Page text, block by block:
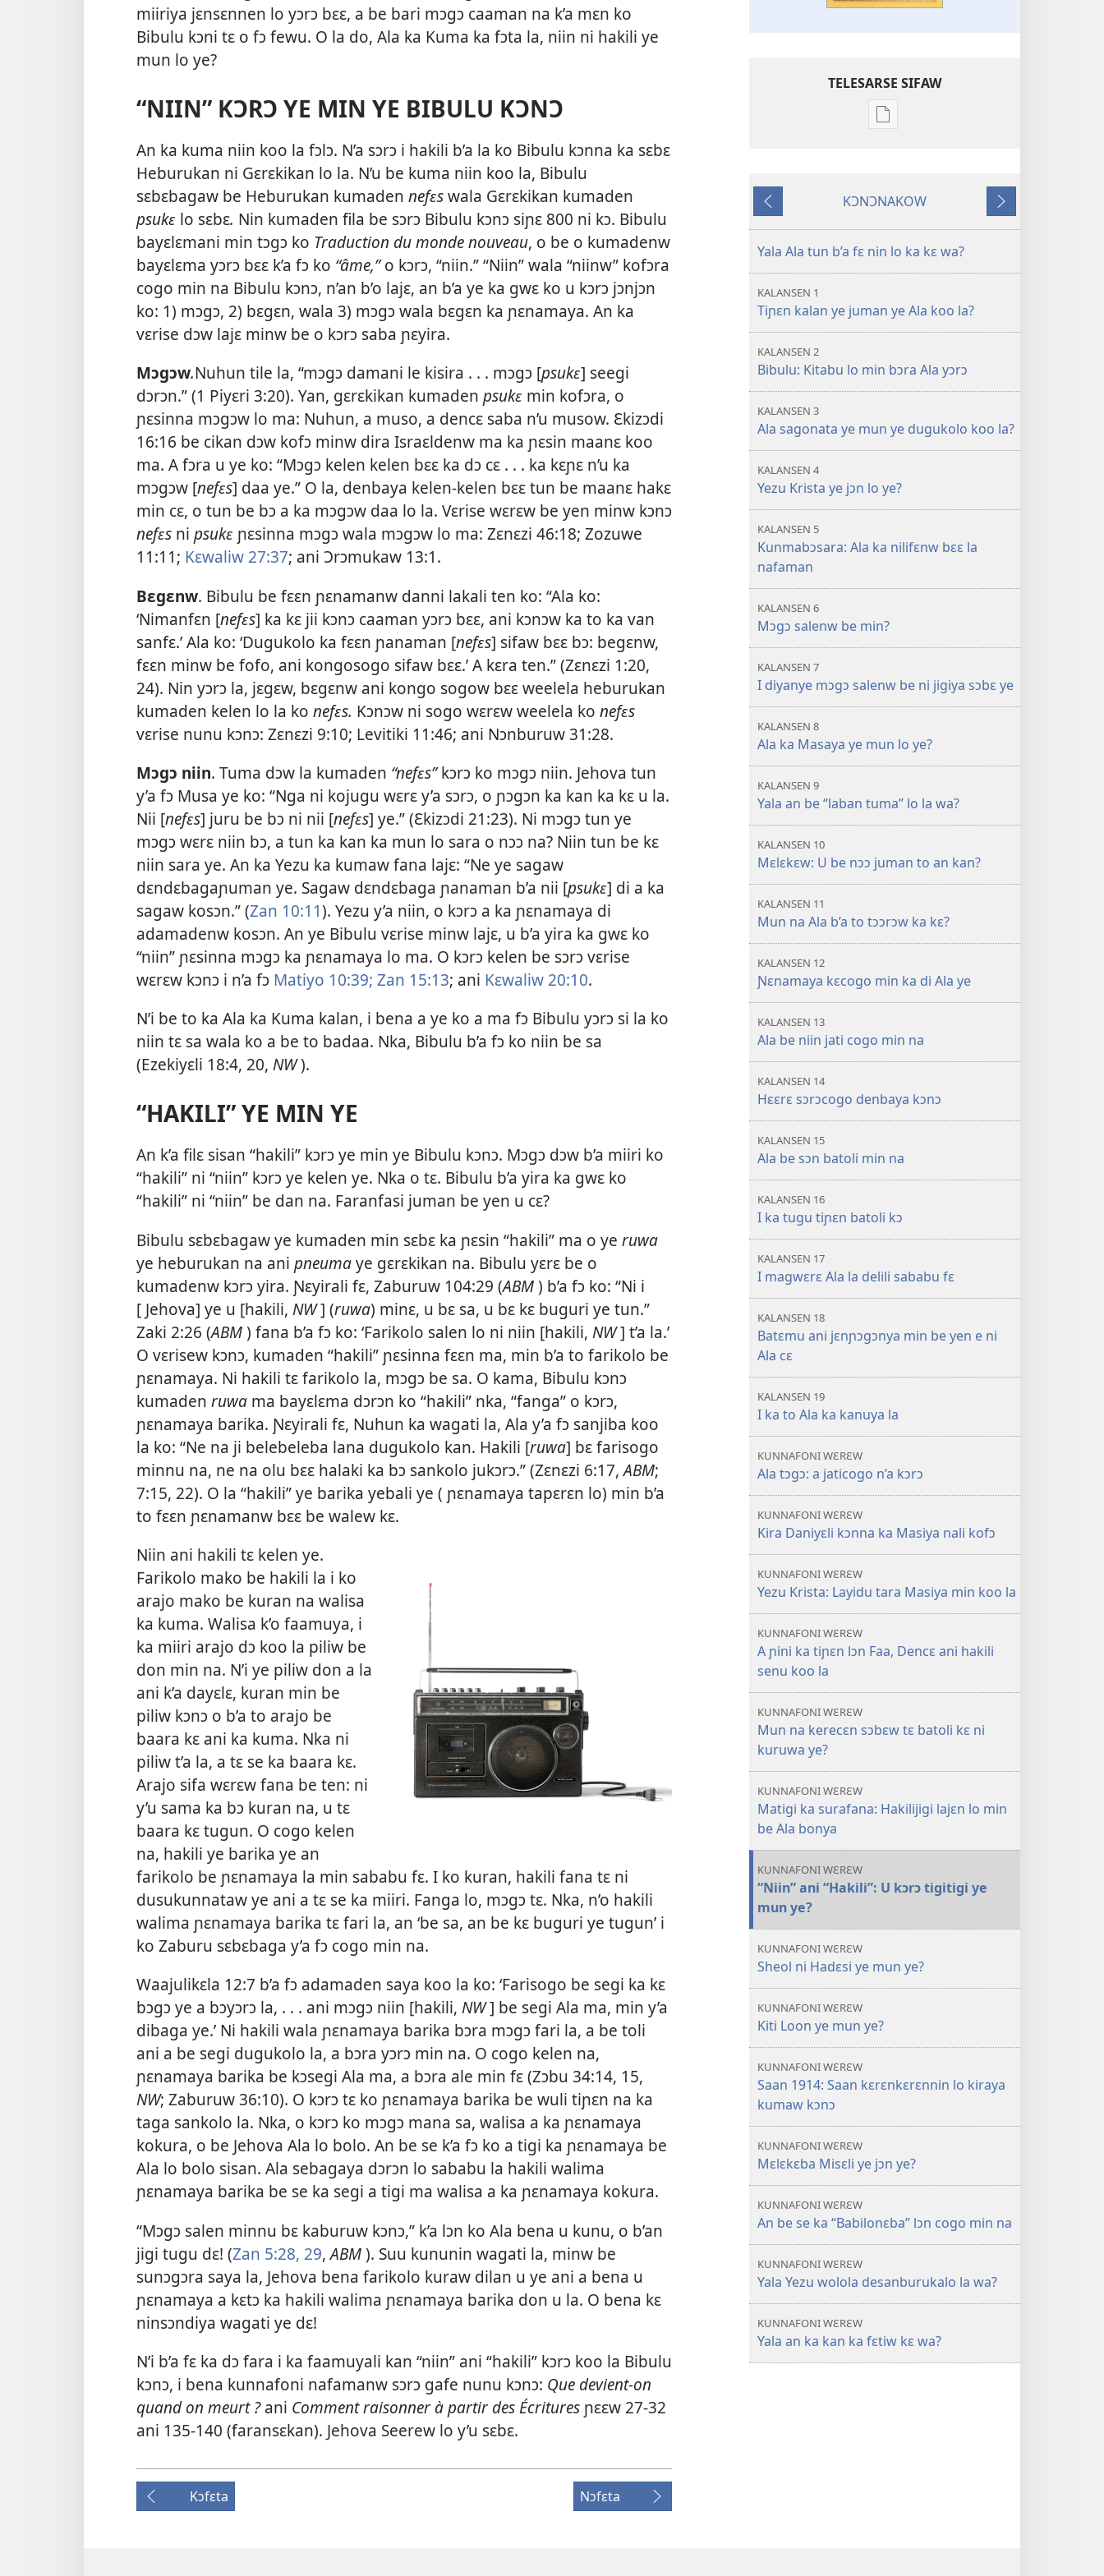
miiriya jɛnsɛnnen lo yɔrɔ bɛɛ, a be bari mɔgɔ caaman na k’a mɛn ko
Bibulu kɔni tɛ o fɔ fewu. O la do, Ala ka Kuma ka fɔta la, niin ni hakili ye
mun lo ye?
“NIIN” KƆRƆ YE MIN YE BIBULU KƆNƆ
An ka kuma niin koo la fɔlɔ. N’a sɔrɔ i hakili b’a la ko Bibulu kɔnna ka sɛbɛ
Heburukan ni Gɛrɛkikan lo la. N’u be kuma niin koo la, Bibulu
sɛbɛbagaw be Heburukan kumaden nefɛswala Gɛrɛkikan kumaden
psukɛ lo sɛbɛ. Nin kumaden fila be sɔrɔ Bibulu kɔnɔ siɲɛ 800 ni kɔ. Bibulu
bayɛlɛmani min tɔgɔ ko Traduction du monde nouveau, o be o kumadenw
bayɛlɛma yɔrɔ bɛɛ k’a fɔ ko “âme,”o kɔrɔ, “niin.” “Niin” wala “niinw” kofɔra
cogo min na Bibulu kɔnɔ, n’an b’o lajɛ, an b’a ye ka gwɛ ko u kɔrɔ jɔnjɔn
ko: 1) mɔgɔ, 2) bɛgɛn, wala 3) mɔgɔ wala bɛgɛn ka ɲɛnamaya. An ka
vɛrise dɔw lajɛ minw be o kɔrɔ saba ɲɛyira.
Mɔgɔw.Nuhun tile la, “mɔgɔ damani le kisira . . . mɔgɔ [psukɛ] seegi
dɔrɔn.” (1 Piyɛri 3:20). Yan, gɛrɛkikan kumaden psukɛ min kofɔra, o
ɲɛsinna mɔgɔw lo ma: Nuhun, a muso, a dencɛ saba n’u musow. Ɛkizɔdi
16:16 be cikan dɔw kofɔ minw dira Israɛldenw ma ka ɲɛsin maanɛ koo
ma. A fɔra u ye ko: “Mɔgɔ kelen kelen bɛɛ ka dɔ cɛ . . . ka kɛɲɛ n’u ka
mɔgɔw [nefɛs] daa ye.” O la, denbaya kelen-kelen bɛɛ tun be maanɛ hakɛ
min cɛ, o tun be bɔ a ka mɔgɔw daa lo la. Vɛrise wɛrɛw be yen minw kɔnɔ
nefɛs ni psukɛ ɲɛsinna mɔgɔ wala mɔgɔw lo ma: Zɛnɛzi 46:18; Zozuwe
11:11; Kɛwaliw 27:37; ani Ɔrɔmukaw 13:1.
Bɛgɛnw. Bibulu be fɛɛn ɲɛnamanw danni lakali ten ko: “Ala ko:
‘Nimanfɛn [nefɛs] ka kɛ jii kɔnɔ caaman yɔrɔ bɛɛ, ani kɔnɔw ka to ka van
sanfɛ.’ Ala ko: ‘Dugukolo ka fɛɛn ɲanaman [nefɛs] sifaw bɛɛ bɔ: begɛnw,
fɛɛn minw be fofo, ani kongosogo sifaw bɛɛ.’ A kɛra ten.” (Zɛnɛzi 1:20,
24). Nin yɔrɔ la, jɛgɛw, bɛgɛnw ani kongo sogow bɛɛ weelela heburukan
kumaden kelen lo la ko nefɛs. Kɔnɔw ni sogo wɛrɛw weelela ko nefɛs
vɛrise nunu kɔnɔ: Zɛnɛzi 9:10; Levitiki 11:46; ani Nɔnburuw 31:28.
Mɔgɔ niin. Tuma dɔw la kumaden “nefɛs”kɔrɔ ko mɔgɔ niin. Jehova tun
y’a fɔ Musa ye ko: “Nga ni kojugu wɛrɛ y’a sɔrɔ, o ɲɔgɔn ka kan ka kɛ u la.
Nii [nefɛs] juru be bɔ ni nii [nefɛs] ye.” (Ɛkizɔdi 21:23). Ni mɔgɔ tun ye
mɔgɔ wɛrɛ niin bɔ, a tun ka kan ka mun lo sara o nɔɔ na? Niin tun be kɛ
niin sara ye. An ka Yezu ka kumaw fana lajɛ: “Ne ye sagaw
dɛndɛbagaɲuman ye. Sagaw dɛndɛbaga ɲanaman b’a nii [psukɛ] di a ka
sagaw kosɔn.” (Zan 10:11). Yezu y’a niin, o kɔrɔ a ka ɲɛnamaya di
adamadenw kosɔn. An ye Bibulu vɛrise minw lajɛ, u b’a yira ka gwɛ ko
“niin” ɲɛsinna mɔgɔ ka ɲɛnamaya lo ma. O kɔrɔ kelen be sɔrɔ vɛrise
wɛrɛw kɔnɔ i n’a fɔ Matiyo 10:39; Zan 15:13; ani Kɛwaliw 20:10.
N’i be to ka Ala ka Kuma kalan, i bena a ye ko a ma fɔ Bibulu yɔrɔ si la ko
niin tɛ sa wala ko a be to badaa. Nka, Bibulu b’a fɔ ko niin be sa
(Ezekiyɛli 18:4, 20, NW).
“HAKILI” YE MIN YE
An k’a filɛ sisan “hakili” kɔrɔ ye min ye Bibulu kɔnɔ. Mɔgɔ dɔw b’a miiri ko
“hakili” ni “niin” kɔrɔ ye kelen ye. Nka o tɛ. Bibulu b’a yira ka gwɛ ko
“hakili” ni “niin” be dan na. Faranfasi juman be yen u cɛ?
Bibulu sɛbɛbagaw ye kumaden min sɛbɛ ka ɲɛsin “hakili” ma o ye ruwa
ye heburukan na ani pneumaye gɛrɛkikan na. Bibulu yɛrɛ be o
kumadenw kɔrɔ yira. Ɲɛyirali fɛ, Zaburuw 104:29 (ABM) b’a fɔ ko: “Ni i
[ Jehova] ye u [hakili, NW] (ruwa) minɛ, u bɛ sa, u bɛ kɛ buguri ye tun.”
Zaki 2:26 (ABM) fana b’a fɔ ko: ‘Farikolo salen lo ni niin [hakili, NW] t’a la.’
O vɛrisew kɔnɔ, kumaden “hakili” ɲɛsinna fɛɛn ma, min b’a to farikolo be
ɲɛnamaya. Ni hakili tɛ farikolo la, mɔgɔ be sa. O kama, Bibulu kɔnɔ
kumaden ruwa ma bayɛlɛma dɔrɔn ko “hakili” nka, “fanga” o kɔrɔ,
ɲɛnamaya barika. Ɲɛyirali fɛ, Nuhun ka wagati la, Ala y’a fɔ sanjiba koo
la ko: “Ne na ji belebeleba lana dugukolo kan. Hakili [ruwa] bɛ farisogo
minnu na, ne na olu bɛɛ halaki ka bɔ sankolo jukɔrɔ.” (Zɛnɛzi 6:17,ABM;
7:15, 22). O la “hakili” ye barika yebali ye ( ɲɛnamaya tapɛrɛn lo) min b’a
to fɛɛn ɲɛnamanw bɛɛ be walew kɛ.
Niin ani hakili tɛ kelen ye.
Farikolo mako be hakili la i ko
arajo mako be kuran na walisa
ka kuma. Walisa k’o faamuya, i
ka miiri arajo dɔ koo la piliw be
don min na. N’i ye piliw don a la
ani k’a dayɛlɛ, kuran min be
piliw kɔnɔ o b’a to arajo be
baara kɛ ani ka kuma. Nka ni
piliw t’a la, a tɛ se ka baara kɛ.
Arajo sifa wɛrɛw fana be ten: ni
y’u sama ka bɔ kuran na, u tɛ
baara kɛ tugun. O cogo kelen
na, hakili ye barika ye an
farikolo be ɲɛnamaya la min sababu fɛ. I ko kuran, hakili fana tɛ ni
dusukunnataw ye ani a tɛ se ka miiri. Fanga lo, mɔgɔ tɛ. Nka, n’o hakili
walima ɲɛnamaya barika tɛ fari la, an ‘be sa, an be kɛ buguri ye tugun’ i
ko Zaburu sɛbɛbaga y’a fɔ cogo min na.
Waajulikɛla 12:7 b’a fɔ adamaden saya koo la ko: ‘Farisogo be segi ka kɛ
bɔgɔ ye a bɔyɔrɔ la, . . . ani mɔgɔ niin [hakili, NW] be segi Ala ma, min y’a
dibaga ye.’ Ni hakili wala ɲɛnamaya barika bɔra mɔgɔ fari la, a be toli
ani a be segi dugukolo la, a bɔra yɔrɔ min na. O cogo kelen na,
ɲɛnamaya barika be kɔsegi Ala ma, a bɔra ale min fɛ (Zɔbu 34:14, 15,
NW; Zaburuw 36:10). O kɔrɔ tɛ ko ɲɛnamaya barika be wuli tiɲɛn na ka
taga sankolo la. Nka, o kɔrɔ ko mɔgɔ mana sa, walisa a ka ɲɛnamaya
kokura, o be Jehova Ala lo bolo. An be se k’a fɔ ko a tigi ka ɲɛnamaya be
Ala lo bolo sisan. Ala sebagaya dɔrɔn lo sababu la hakili walima
ɲɛnamaya barika be se ka segi a tigi ma walisa a ka ɲɛnamaya kokura.
“Mɔgɔ salen minnu bɛ kaburuw kɔnɔ,” k’a lɔn ko Ala bena u kunu, o b’an
jigi tugu dɛ! (Zan 5:28, 29,ABM). Suu kununin wagati la, minw be
sunɔgɔra saya la, Jehova bena farikolo kuraw dilan u ye ani a bena u
ɲɛnamaya a kɛtɔ ka hakili walima ɲɛnamaya barika don u la. O bena kɛ
ninsɔndiya wagati ye dɛ!
N’i b’a fɛ ka dɔ fara i ka faamuyali kan “niin” ani “hakili” kɔrɔ koo la Bibulu
kɔnɔ, i bena kunnafoni nafamanw sɔrɔ gafe nunu kɔnɔ: Que devient-on
quand on meurt ?ani Comment raisonner à partir des Écritures ɲɛɛw 27-32
ani 135-140 (faransɛkan). Jehova Seerew lo y’u sɛbɛ.
Kɔfɛta Nɔfɛta
TELESARSE SIFAW
Options
publications
Kalan
tigitigi
Bibulu
Kɔfɛta
KƆNƆNAKOW
Nɔfɛta
Yala Ala tun b’a fɛ nin lo ka kɛ wa?
KALANSEN 1
Tiɲɛn kalan ye juman ye Ala koo la?
KALANSEN 2
Bibulu: Kitabu lo min bɔra Ala yɔrɔ
KALANSEN 3
Ala sagonata ye mun ye dugukolo koo la?
KALANSEN 4
Yezu Krista ye jɔn lo ye?
KALANSEN 5
Kunmabɔsara: Ala ka nilifɛnw bɛɛ la
nafaman
KALANSEN 6
Mɔgɔ salenw be min?
KALANSEN 7
I diyanye mɔgɔ salenw be ni jigiya sɔbɛ ye
KALANSEN 8
Ala ka Masaya ye mun lo ye?
KALANSEN 9
Yala an be “laban tuma” lo la wa?
KALANSEN 10
Mɛlɛkɛw: U be nɔɔ juman to an kan?
KALANSEN 11
Mun na Ala b’a to tɔɔrɔw ka kɛ?
KALANSEN 12
Ɲɛnamaya kɛcogo min ka di Ala ye
KALANSEN 13
Ala be niin jati cogo min na
KALANSEN 14
Hɛɛrɛ sɔrɔcogo denbaya kɔnɔ
KALANSEN 15
Ala be sɔn batoli min na
KALANSEN 16
I ka tugu tiɲɛn batoli kɔ
KALANSEN 17
I magwɛrɛ Ala la delili sababu fɛ
KALANSEN 18
Batɛmu ani jɛnɲɔgɔnya min be yen e ni
Ala cɛ
KALANSEN 19
I ka to Ala ka kanuya la
KUNNAFONI WƐRƐW
Ala tɔgɔ: a jaticogo n’a kɔrɔ
KUNNAFONI WƐRƐW
Kira Daniyɛli kɔnna ka Masiya nali kofɔ
KUNNAFONI WƐRƐW
Yezu Krista: Layidu tara Masiya min koo la
KUNNAFONI WƐRƐW
A ɲini ka tiɲɛn lɔn Faa, Dencɛ ani hakili
senu koo la
KUNNAFONI WƐRƐW
Mun na kerecɛn sɔbɛw tɛ batoli kɛ ni
kuruwa ye?
KUNNAFONI WƐRƐW
Matigi ka surafana: Hakilijigi lajɛn lo min
be Ala bonya
KUNNAFONI WƐRƐW
“Niin” ani “Hakili”: U kɔrɔ tigitigi ye
mun ye?
KUNNAFONI WƐRƐW
Sheol ni Hadɛsi ye mun ye?
KUNNAFONI WƐRƐW
Kiti Loon ye mun ye?
KUNNAFONI WƐRƐW
Saan 1914: Saan kɛrɛnkɛrɛnnin lo kiraya
kumaw kɔnɔ
KUNNAFONI WƐRƐW
Mɛlɛkɛba Misɛli ye jɔn ye?
KUNNAFONI WƐRƐW
An be se ka “Babilonɛba” lɔn cogo min na
KUNNAFONI WƐRƐW
Yala Yezu wolola desanburukalo la wa?
KUNNAFONI WƐRƐW
Yala an ka kan ka fɛtiw kɛ wa?